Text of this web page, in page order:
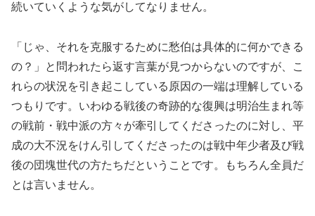
続いていくような気がしてなりません。
「じゃ、それを克服するために愁伯は具体的に何かできる
の？」と問われたら返す言葉が見つからないのですが、こ
れらの状況を引き起こしている原因の一端は理解している
つもりです。いわゆる戦後の奇跡的な復興は明治生まれ等
の戦前・戦中派の方々が牽引してくださったのに対し、平
成の大不況をけん引してくださったのは戦中年少者及び戦
後の団塊世代の方たちだということです。もちろん全員だ
とは言いません。